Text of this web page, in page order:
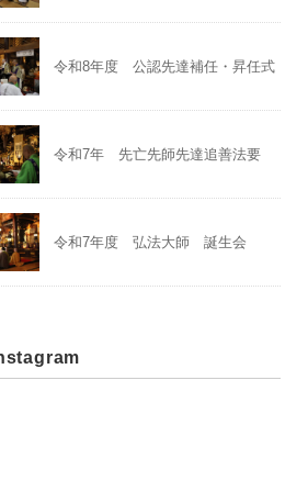
令和8年度 公認先達補任・昇任式
令和7年 先亡先師先達追善法要
令和7年度 弘法大師 誕生会